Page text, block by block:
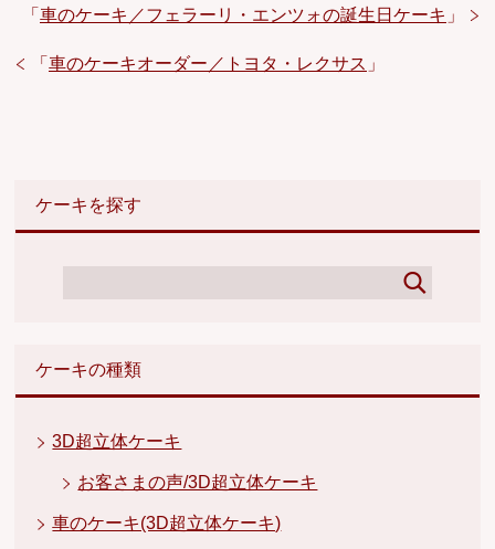
「 車のケーキ／フェラーリ・エンツォの誕生日ケーキ 」
「 車のケーキオーダー／トヨタ・レクサス 」
ケーキを探す
ケーキの種類
3D超立体ケーキ
お客さまの声/3D超立体ケーキ
車のケーキ(3D超立体ケーキ)